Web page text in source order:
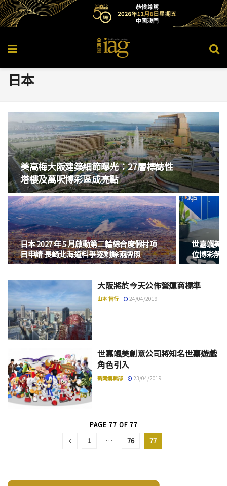
日本
美高梅大阪建築細節曝光：27層標誌性
塔樓及萬呎博彩區成亮點
日本 2027 年 5 月啟動第二輪綜合度假村項
目申請 長崎北海道料爭逐剩餘兩牌照
世嘉颯美
位博彩解
大阪將於今天公佈營運商標準
山本 智行 24/04/2019
世嘉颯美創意公司將知名世嘉遊戲
角色引入
新聞編輯部 23/04/2019
PAGE 77 OF 77
1 … 76 77